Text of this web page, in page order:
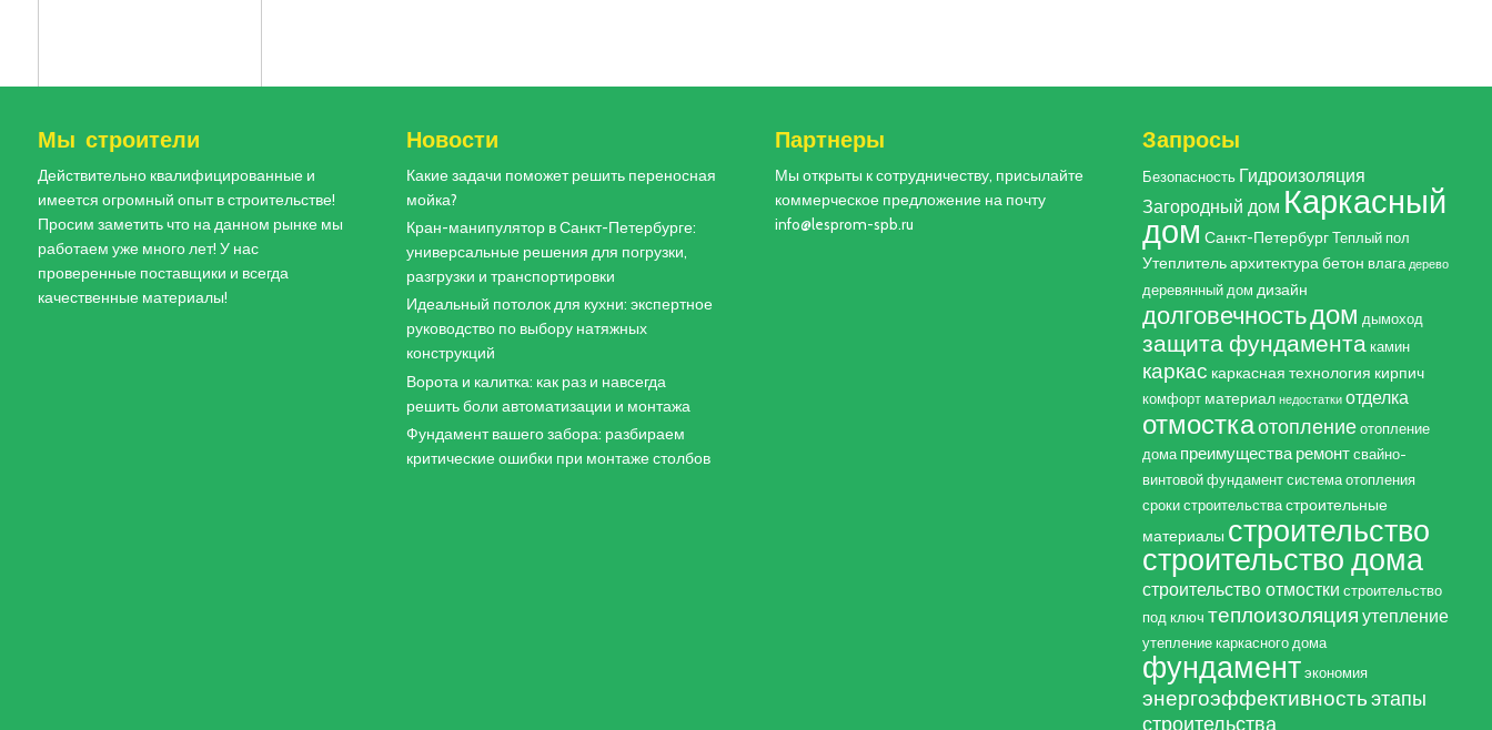
Мы строители
Действительно квалифицированные и
имеется огромный опыт в строительстве!
Просим заметить что на данном рынке мы
работаем уже много лет! У нас
проверенные поставщики и всегда
качественные материалы!
Новости
Какие задачи поможет решить переносная
мойка?
Кран-манипулятор в Санкт-Петербурге:
универсальные решения для погрузки,
разгрузки и транспортировки
Идеальный потолок для кухни: экспертное
руководство по выбору натяжных
конструкций
Ворота и калитка: как раз и навсегда
решить боли автоматизации и монтажа
Фундамент вашего забора: разбираем
критические ошибки при монтаже столбов
Партнеры
Мы открыты к сотрудничеству, присылайте
коммерческое предложение на почту
info@lesprom-spb.ru
Запросы
Безопасность Гидроизоляция
Загородный дом Каркасный
дом Санкт-Петербург Теплый пол
Утеплительархитектурабетон влага дерево
деревянный дом дизайн
долговечностьдом дымоход
защита фундамента камин
каркас каркасная технология кирпич
комфорт материал недостатки отделка
отмосткаотопление отопление
дома преимущества ремонт свайно-
винтовой фундамент система отопления
сроки строительства строительные
материалы строительство
строительство дома
строительство отмостки строительство
под ключ теплоизоляция утепление
утепление каркасного дома
фундамент экономия
энергоэффективность этапы
строительства